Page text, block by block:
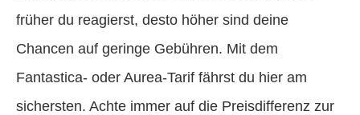
früher du reagierst, desto höher sind deine
Chancen auf geringe Gebühren. Mit dem
Fantastica- oder Aurea-Tarif fährst du hier am
sichersten. Achte immer auf die Preisdifferenz zur